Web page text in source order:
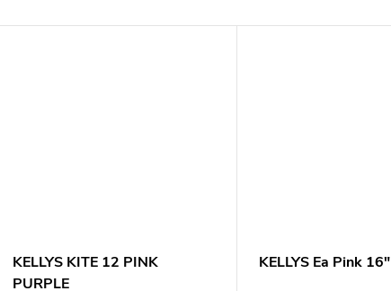
KELLYS KITE 12 PINK
PURPLE
KELLYS Ea Pink 16"